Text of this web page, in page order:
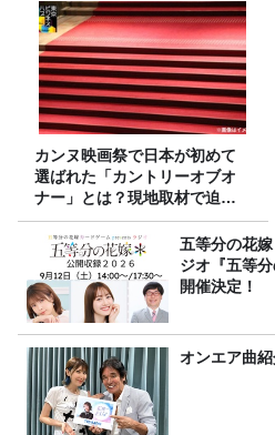
カンヌ映画祭で日本が初めて
選ばれた「カントリーオブオ
ナー」とは？現地取材で迫る
選出の意味
五等分の花
ジオ『五等
開催決定！
オンエア曲